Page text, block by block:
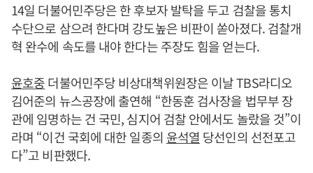
14일 더불어민주당은 한 후보자 발탁을 두고 검찰을 통치
수단으로 삼으려 한다며 강도높은 비판이 쏟아졌다. 검찰개
혁 완수에 속도를 내야 한다는 주장도 힘을 얻는다.
윤호중더불어민주당 비상대책위원장은 이날 TBS라디오
김어준의 뉴스공장에 출연해 “한동훈 검사장을 법무부 장
관에 임명하는 건 국민, 심지어 검찰 안에서도 놀랐을 것”이
라며 “이건 국회에 대한 일종의 윤석열 당선인의 선전포고
다”고 비판했다.